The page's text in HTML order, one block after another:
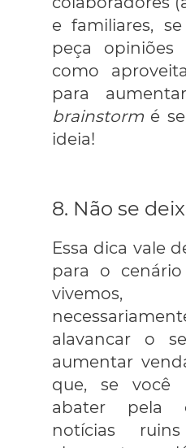
e familiares,
peça opiniões
como
para
brainstorm é
ideia!
8. Não se
Essa dica vale
para o
alavancar o
aumentar
que, se você
abater pela
notícias